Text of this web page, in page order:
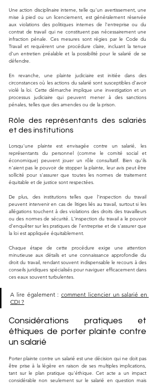
Une action disciplinaire interne, telle qu'un avertissement, une
mise à pied ou un licenciement, est généralement réservée
aux violations des politiques internes de l'entreprise ou du
contrat de travail qui ne constituent pas nécessairement une
infraction pénale. Ces mesures sont régies par le Code du
Travail et requièrent une procédure claire, incluant la tenue
d'un entretien préalable et la possibilité pour le salarié de se
défendre.
En revanche, une plainte judiciaire est initiée dans des
circonstances où les actions du salarié sont susceptibles d'avoir
violé la loi. Cette démarche implique une investigation et un
processus judiciaire qui peuvent mener à des sanctions
pénales, telles que des amendes ou de la prison.
Rôle des représentants des salariés
et des institutions
Lorsqu'une plainte est envisagée contre un salarié, les
représentants du personnel (comme le comité social et
économique) peuvent jouer un rôle consultatif. Bien qu'ils
n'aient pas le pouvoir de stopper la plainte, leur avis peut être
sollicité pour s'assurer que toutes les normes de traitement
équitable et de justice sont respectées.
De plus, des institutions telles que l'inspection du travail
peuvent intervenir en cas de litiges liés au travail, surtout si les
allégations touchent à des violations des droits des travailleurs
ou des normes de sécurité. L'inspection du travail a le pouvoir
d'enquêter sur les pratiques de l'entreprise et de s'assurer que
la loi est appliquée équitablement.
Chaque étape de cette procédure exige une attention
minutieuse aux détails et une connaissance approfondie du
droit du travail, rendant souvent indispensable le recours à des
conseils juridiques spécialisés pour naviguer efficacement dans
ces eaux souvent turbulentes.
A lire également : comment licencier un salarié en
CDI ?
Considérations pratiques et
éthiques de porter plainte contre
un salarié
Porter plainte contre un salarié est une décision qui ne doit pas
être prise à la légère en raison de ses multiples implications,
tant sur le plan pratique qu'éthique. Cet acte a un impact
considérable non seulement sur le salarié en question mais